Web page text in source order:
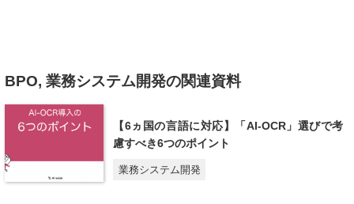
BPO, 業務システム開発の関連資料
【6ヵ国の言語に対応】「AI-OCR」選びで考
慮すべき6つのポイント
業務システム開発